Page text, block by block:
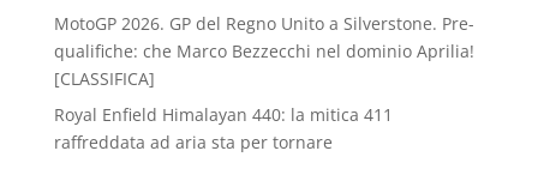
MotoGP 2026. GP del Regno Unito a Silverstone. Pre-
qualifiche: che Marco Bezzecchi nel dominio Aprilia!
[CLASSIFICA]
Royal Enfield Himalayan 440: la mitica 411
raffreddata ad aria sta per tornare